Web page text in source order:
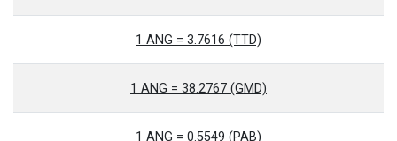
1 ANG = 3.7616 (TTD)
1 ANG = 38.2767 (GMD)
1 ANG = 0.5549 (PAB)